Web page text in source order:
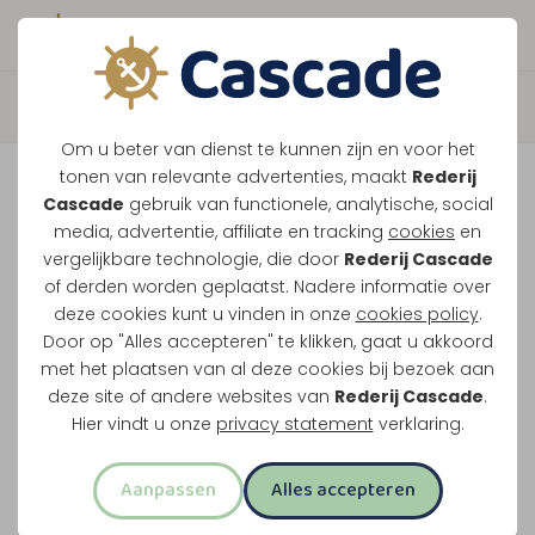
Om u beter van dienst te kunnen zijn en voor het
tonen van relevante advertenties, maakt Rederij
Cascade gebruik van functionele, analytische, social
media, advertentie, affiliate en tracking cookies en
vergelijkbare technologie, die door Rederij Cascade
of derden worden geplaatst. Nadere informatie over
deze cookies kunt u vinden in onze cookies policy.
Door op "Alles accepteren" te klikken, gaat u akkoord
met het plaatsen van al deze cookies bij bezoek aan
deze site of andere websites van Rederij Cascade.
Hier vindt u onze privacy statement verklaring.
Aanpassen Alles accepteren
Boek direct je vaart
Terug
High Tea XL
High tea aan boord tijdens een van onze langere
rondvaarten. Onderweg serveren we hartige en
zoete hapjes aan tafel. Koffie en verschillende
seizoenstheeën schenken we de hele vaart door.
Van soep tot zoet
Drieënhalf uur uur varen met high tea
Koffie en thee inbegrepen
Geef je dieetwensen door bij het boeken